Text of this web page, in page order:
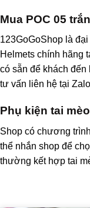
Mua POC 05
123GoGoShop là
Helmets chính hãng
có sẵn để khách
tư vấn liên hệ tại
Phụ kiện tai
Shop có chương
thể nhắn shop để
thường kết hợp tai